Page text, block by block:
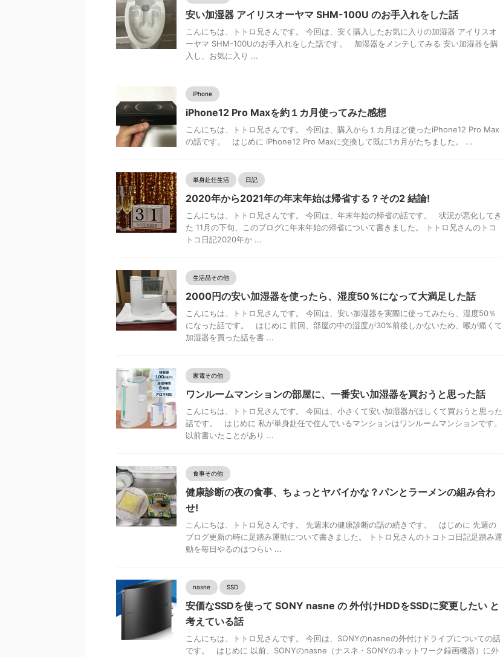
安い加湿器 アイリスオーヤマ SHM-100U のお手入れをした話
こんにちは、トトロ兄さんです。 今回は、安く購入したお気に入りの加湿器 アイリスオ
ーヤマ SHM-100Uのお手入れをした話です。 加湿器をメンテしてみる 安い加湿器を購
入し、お気に入り ...
iPhone
iPhone12 Pro Maxを約１カ月使ってみた感想
こんにちは、トトロ兄さんです。 今回は、購入から１カ月ほど使ったiPhone12 Pro Max
の話です。 はじめに iPhone12 Pro Maxに交換して既に1カ月がたちました。 ...
単身赴任生活 日記
2020年から2021年の年末年始は帰省する？その2 結論!
こんにちは、トトロ兄さんです。 今回は、年末年始の帰省の話です。 状況が悪化してき
た 11月の下旬、このブログに年末年始の帰省について書きました。 トトロ兄さんのトコ
トコ日記2020年か ...
生活品その他
2000円の安い加湿器を使ったら、湿度50％になって大満足した話
こんにちは、トトロ兄さんです。 今回は、安い加湿器を実際に使ってみたら、湿度50％
になった話です。 はじめに 前回、部屋の中の湿度が30%前後しかないため、喉が痛くて
加湿器を買った話を書 ...
家電その他
ワンルームマンションの部屋に、一番安い加湿器を買おうと思った話
こんにちは、トトロ兄さんです。 今回は、小さくて安い加湿器がほしくて買おうと思った
話です。 はじめに 私が単身赴任で住んでいるマンションはワンルームマンションです。
以前書いたことがあり ...
食事その他
健康診断の夜の食事、ちょっとヤバイかな？パンとラーメンの組み合わ
せ!
こんにちは、トトロ兄さんです。 先週末の健康診断の話の続きです。 はじめに 先週の
ブログ更新の時に足踏み運動について書きました。 トトロ兄さんのトコトコ日記足踏み運
動を毎日やるのはつらい ...
nasne SSD
安価なSSDを使って SONY nasne の 外付けHDDをSSDに変更したい と
考えている話
こんにちは、トトロ兄さんです。 今回は、SONYのnasneの外付けドライブについての話
です。 はじめに 以前、SONYのnasne（ナスネ・SONYのネットワーク録画機器）に外